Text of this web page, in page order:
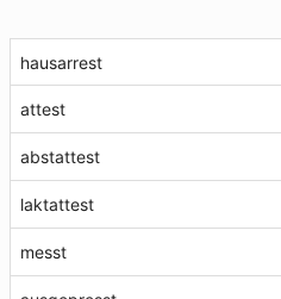
hausarrest
attest
abstattest
laktattest
messt